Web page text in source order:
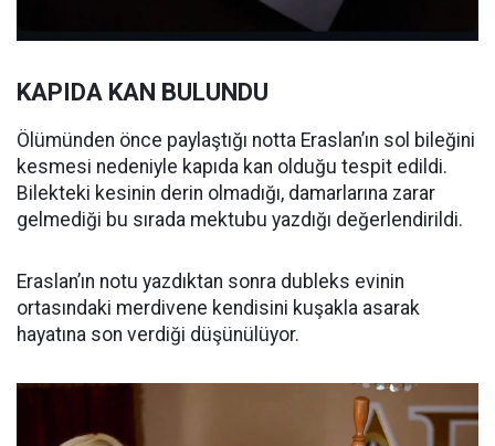
KAPIDA KAN BULUNDU
Ölümünden önce paylaştığı notta Eraslan’ın sol bileğini
kesmesi nedeniyle kapıda kan olduğu tespit edildi.
Bilekteki kesinin derin olmadığı, damarlarına zarar
gelmediği bu sırada mektubu yazdığı değerlendirildi.
Eraslan’ın notu yazdıktan sonra dubleks evinin
ortasındaki merdivene kendisini kuşakla asarak
hayatına son verdiği düşünülüyor.